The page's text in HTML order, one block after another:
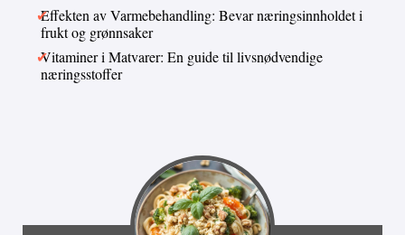
Effekten av Varmebehandling: Bevar næringsinnholdet i
frukt og grønnsaker
Vitaminer i Matvarer: En guide til livsnødvendige
næringsstoffer